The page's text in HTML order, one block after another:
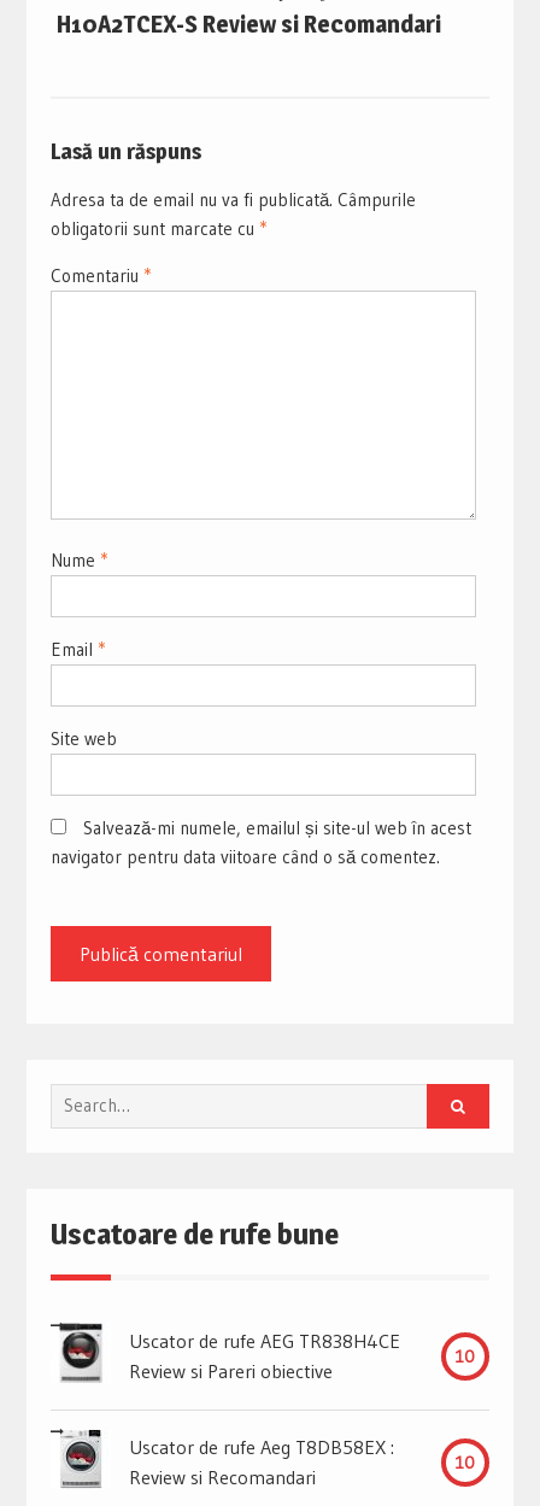
H10A2TCEX-S Review si Recomandari
Lasă un răspuns
Adresa ta de email nu va fi publicată. Câmpurile
obligatorii sunt marcate cu *
Comentariu *
Nume *
Email *
Site web
Salvează-mi numele, emailul și site-ul web în acest
navigator pentru data viitoare când o să comentez.
Search
for:
Uscatoare de rufe bune
Uscator de rufe AEG TR838H4CE
Review si Pareri obiective
10
Uscator de rufe Aeg T8DB58EX :
Review si Recomandari
10